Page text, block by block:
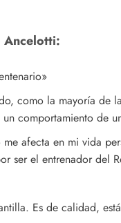
Ancelotti:
como la mayoría de
comportamiento de
afecta en mi vida
ser el entrenador del
Es de calidad,